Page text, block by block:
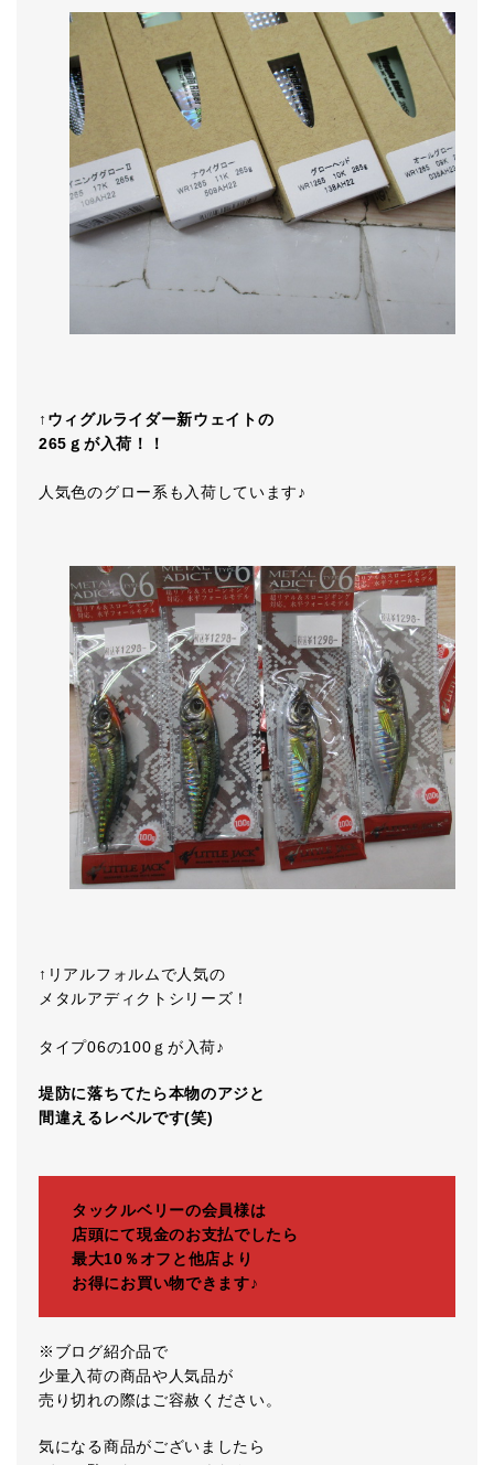
↑ ウィグルライダー新ウェイトの
265ｇが入荷！！
人気色のグロー系も入荷しています♪
↑リアルフォルムで人気の
メタルアディクトシリーズ！
タイプ06の100ｇが入荷♪
堤防に落ちてたら本物のアジと
間違えるレベルです(笑)
タックルベリーの会員様は
店頭にて現金のお支払でしたら
最大10％オフと他店より
お得にお買い物できます♪
※ブログ紹介品で
少量入荷の商品や人気品が
売り切れの際はご容赦ください。
気になる商品がございましたら